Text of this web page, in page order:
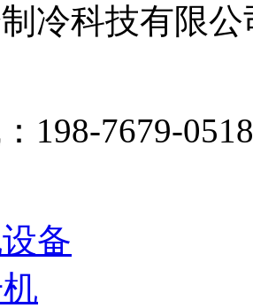
冷科技有限公
198-7679-0518
备